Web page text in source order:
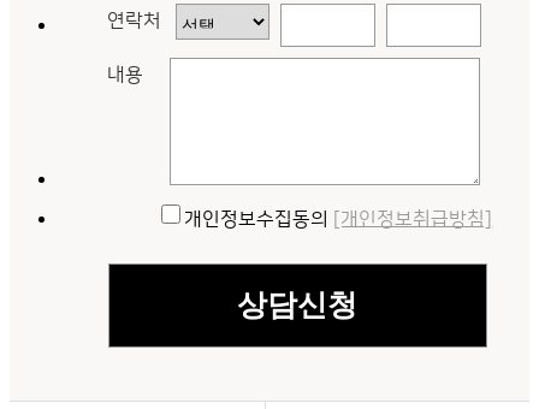
연락처
내용
개인정보수집동의 [개인정보취급방침]